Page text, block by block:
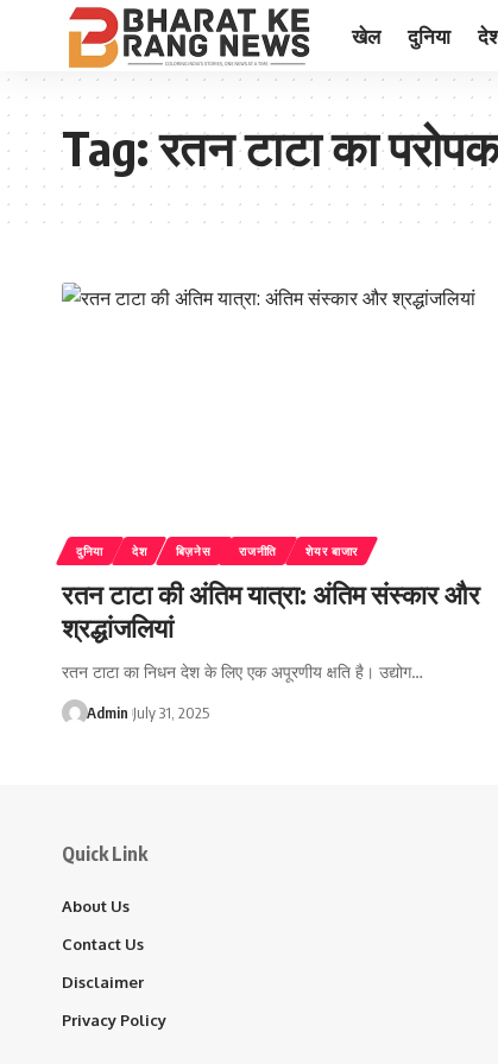
खेल दुनिया
Tag:रतन टाटा का
दुनिया देश बिज़नेस राजनीति शेयर बाजार
रतन टाटा की अंतिम यात्रा: अंतिम संस्कार और
श्रद्धांजलियां
रतन टाटा का निधन देश के लिए एक अपूरणीय क्षति है। उद्योग…
Admin July 31, 2025
Quick Link
About Us
Contact Us
Disclaimer
Privacy Policy